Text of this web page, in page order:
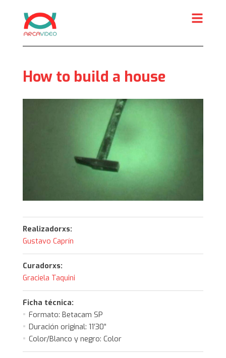
content
How to build a house
Realizadorxs:
Gustavo Caprín
Curadorxs:
Graciela Taquini
Ficha técnica:
Formato: Betacam SP
Duración original: 11’30”
Color/Blanco y negro: Color